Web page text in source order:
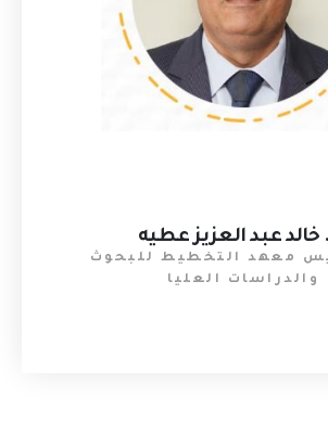
خالد عبد العزيز عطيه
معهد التخطيط للبحوث
والدراسات العليا